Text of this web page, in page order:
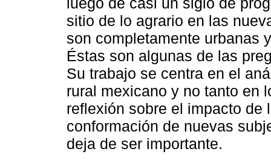
sitio de lo agrario en las
son completamente urbanas
Éstas son algunas de las
Su trabajo se centra en el
rural mexicano y no tanto en
reflexión sobre el impacto
conformación de nuevas
deja de ser importante.